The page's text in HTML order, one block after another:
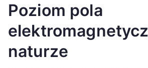
Poziom pola
naturze